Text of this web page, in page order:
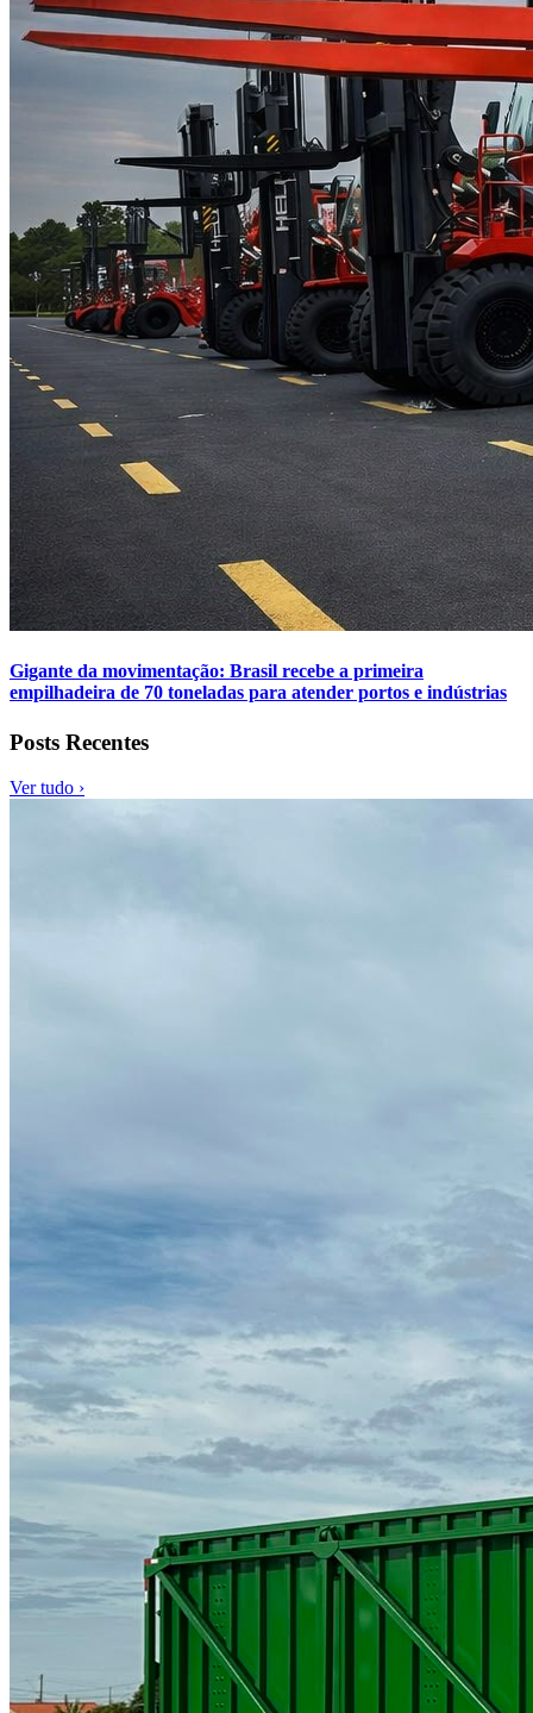
Gigante da movimentação: Brasil recebe a primeira
empilhadeira de 70 toneladas para atender portos e indústrias
Posts Recentes
Ver tudo ›